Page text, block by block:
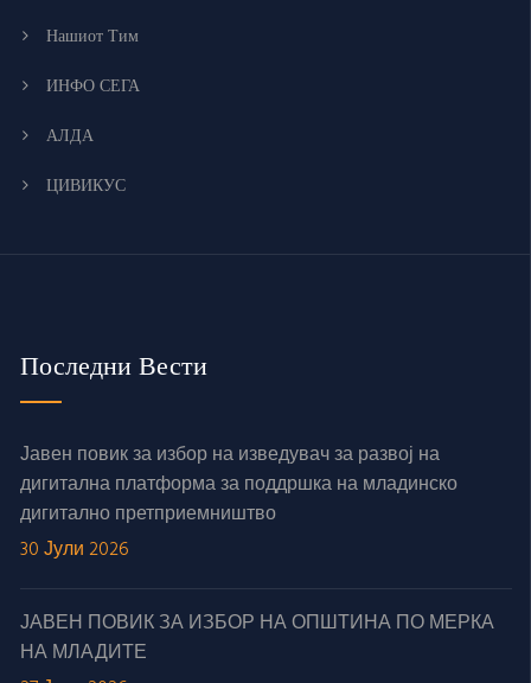
Нашиот Тим
ИНФО СЕГА
АЛДА
ЦИВИКУС
Последни Вести
Јавен повик за избор на изведувач за развој на
дигитална платформа за поддршка на младинско
дигитално претприемништво
30 Јули 2026
ЈАВЕН ПОВИК ЗА ИЗБОР НА ОПШТИНА ПО МЕРКА
НА МЛАДИТЕ